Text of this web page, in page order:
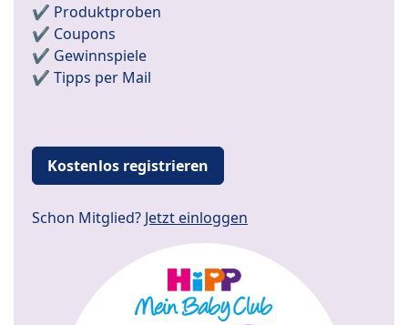
✔️ Produktproben
✔️ Coupons
✔️ Gewinnspiele
✔️ Tipps per Mail
Kostenlos registrieren
Schon Mitglied? Jetzt einloggen